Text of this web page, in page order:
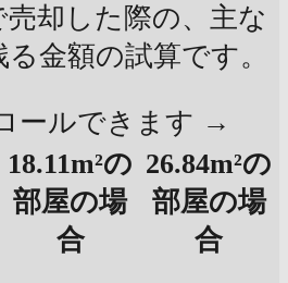
却した際の、主な
金額の試算です。
ールできます →
18.11m²の
部屋の場
合
26.84m²の
部屋の場
合